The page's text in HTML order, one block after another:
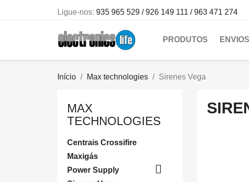
Ligue-nos: 935 965 529 / 926 149 111 / 963 471 274
PRODUTOS ENVIOS
Início Max technologies Sirenes Vega
MAX
TECHNOLOGIES
Centrais Crossifire
Maxigás
Power Supply
